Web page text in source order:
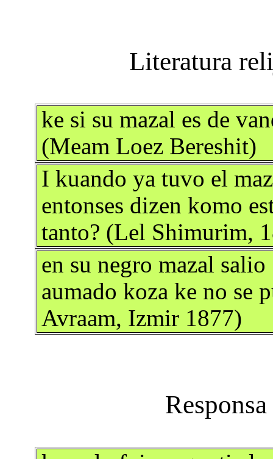
ke si su mazal es de
(Meam Loez Bereshit)
I kuando ya tuvo el
entonses dizen komo
tanto? (Lel Shimurim,
en su negro mazal
aumado koza ke no se
Avraam, Izmir 1877)